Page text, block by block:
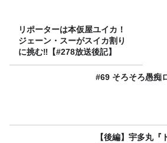
リポーターは本仮屋ユイカ！
ジェーン・スーがスイカ割り
に挑む‼【#278放送後記】
#69 そろそろ愚痴
【後編】宇多丸『